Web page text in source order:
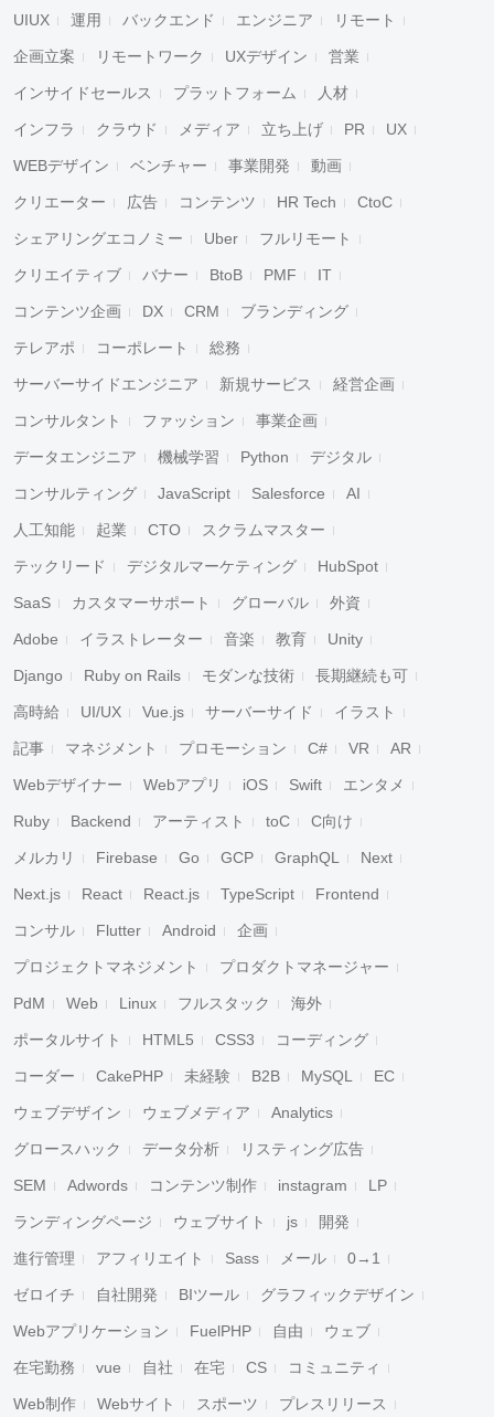
UIUX 運用 バックエンド エンジニア リモート
企画立案 リモートワーク UXデザイン 営業
インサイドセールス プラットフォーム 人材
インフラ クラウド メディア 立ち上げ PR UX
WEBデザイン ベンチャー 事業開発 動画
クリエーター 広告 コンテンツ HR Tech CtoC
シェアリングエコノミー Uber フルリモート
クリエイティブ バナー BtoB PMF IT
コンテンツ企画 DX CRM ブランディング
テレアポ コーポレート 総務
サーバーサイドエンジニア 新規サービス 経営企画
コンサルタント ファッション 事業企画
データエンジニア 機械学習 Python デジタル
コンサルティング JavaScript Salesforce AI
人工知能 起業 CTO スクラムマスター
テックリード デジタルマーケティング HubSpot
SaaS カスタマーサポート グローバル 外資
Adobe イラストレーター 音楽 教育 Unity
Django Ruby on Rails モダンな技術 長期継続も可
高時給 UI/UX Vue.js サーバーサイド イラスト
記事 マネジメント プロモーション C# VR AR
Webデザイナー Webアプリ iOS Swift エンタメ
Ruby Backend アーティスト toC C向け
メルカリ Firebase Go GCP GraphQL Next
Next.js React React.js TypeScript Frontend
コンサル Flutter Android 企画
プロジェクトマネジメント プロダクトマネージャー
PdM Web Linux フルスタック 海外
ポータルサイト HTML5 CSS3 コーディング
コーダー CakePHP 未経験 B2B MySQL EC
ウェブデザイン ウェブメディア Analytics
グロースハック データ分析 リスティング広告
SEM Adwords コンテンツ制作 instagram LP
ランディングページ ウェブサイト js 開発
進行管理 アフィリエイト Sass メール 0→1
ゼロイチ 自社開発 BIツール グラフィックデザイン
Webアプリケーション FuelPHP 自由 ウェブ
在宅勤務 vue 自社 在宅 CS コミュニティ
Web制作 Webサイト スポーツ プレスリリース